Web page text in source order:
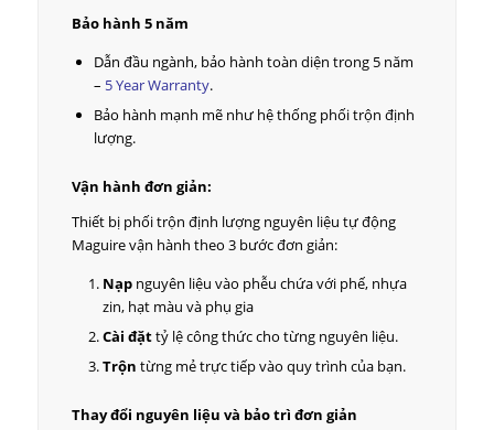
Bảo hành 5 năm
Dẫn đầu ngành, bảo hành toàn diện trong 5 năm
– 5 Year Warranty.
Bảo hành mạnh mẽ như hệ thống phối trộn định
lượng.
Vận hành đơn giản:
Thiết bị phối trộn định lượng nguyên liệu tự động
Maguire vận hành theo 3 bước đơn giản:
Nạpnguyên liệu vào phễu chứa với phế, nhựa
zin, hạt màu và phụ gia
Cài đặttỷ lệ công thức cho từng nguyên liệu.
Trộn từng mẻ trực tiếp vào quy trình của bạn.
Thay đổi nguyên liệu và bảo trì đơn giản